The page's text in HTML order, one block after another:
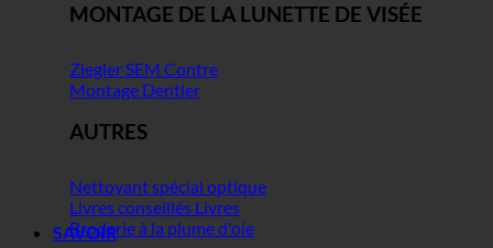
MONTAGE DE LA LUNETTE DE VISÉE
Ziegler SEM Contre
Montage Dentler
AUTRES
Nettoyant spécial optique
Livres conseillés Livres
Broderie à la plume d'oie
SAVOIR